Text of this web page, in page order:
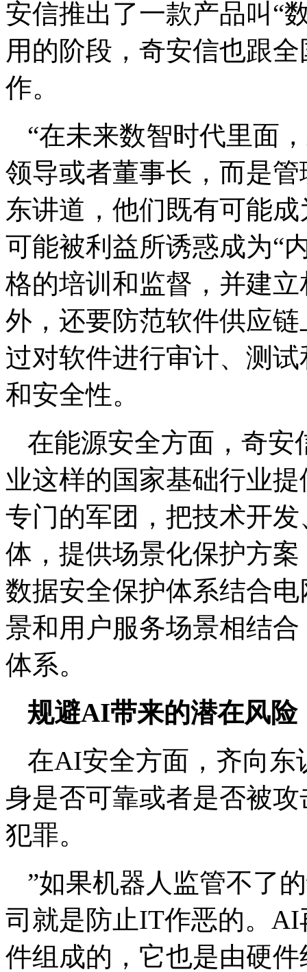
安信推出了一款产品叫“
用的阶段，奇安信也跟
作。
“在未来数智时代里面
领导或者董事长，而是
东讲道，他们既有可能
可能被利益所诱惑成为“
格的培训和监督，并建
外，还要防范软件供应
过对软件进行审计、测
和安全性。
在能源安全方面，奇安
业这样的国家基础行业
专门的军团，把技术开
体，提供场景化保护方
数据安全保护体系结合
景和用户服务场景相结
体系。
规避AI带来的潜在风险
在AI安全方面，齐向
身是否可靠或者是否被
犯罪。
”如果机器人监管不了
司就是防止IT作恶的。
件组成的，它也是由硬